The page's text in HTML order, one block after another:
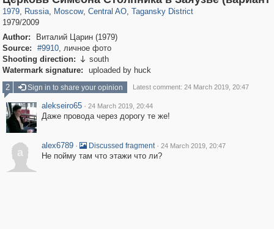
1979, Russia, Moscow, Central AO, Tagansky District
1979/2009
Author:
Виталий Царин (1979)
Source:
#9910, личное фото
Shooting direction:  south
Watermark signature:
uploaded by huck
2
Sign in to share your opinion Latest comment: 24 March 2019, 20:47
alekseiro65 · 24 March 2019, 20:44
Даже провода через дорогу те же!
a
alex6789 · Discussed fragment · 24 March 2019, 20:47
Не пойму там что этажи что ли?